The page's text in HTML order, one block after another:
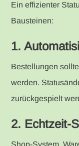
Ein effizienter
Bausteinen:
1.
Bestellungen
werden.
zurückgespielt
2. Echtzeit-
Shop-System,